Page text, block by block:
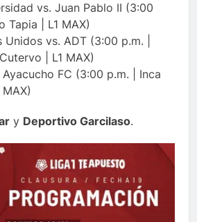
vs. Juan Pablo II (3:00
Tapia | L1 MAX)
vs. ADT (3:00 p.m. |
| L1 MAX)
FC (3:00 p.m. | Inca
y Deportivo Garcilaso.